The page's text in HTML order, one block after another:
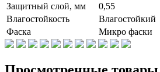
Защитный слой, мм
0,55
Влагостойкость
Влагостойкий
Фаска
Микро фаски